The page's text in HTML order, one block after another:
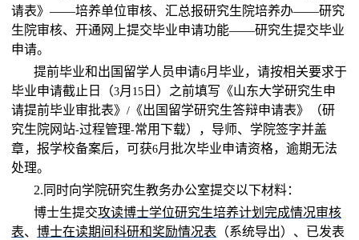
请表》——培养单位审核、汇总报研究生院培养办——研究
生院审核、开通网上提交毕业申请功能——研究生提交毕业
申请。
提前毕业和出国留学人员申请6月毕业，请按相关要求于
毕业申请截止日（3月 15 日）之前填写《山东大学研究生申
请提前毕业审批表》/ 《出国留学研究生答辩申请表》（研
究生院网站-过程管理-常用下载），导师、学院签字并盖
章，报学校备案后，可获6月批次毕业申请资格，逾期无法
处理。
2. 同时向学院研究生教务办公室提交以下材料：
博士生提交攻读博士学位研究生培养计划完成情况审核
表、博士在读期间科研和奖励情况表 （系统导出）、已发表